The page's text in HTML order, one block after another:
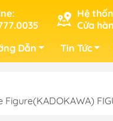
Hệ
Cửa
Dẫn Tin Tức